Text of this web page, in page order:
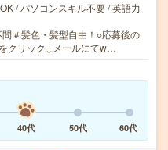
/ パソコンスキル不要 / 英語力
＃髪色・髪型自由！○応募後の
クリック↓メールにてw…
40代 50代 60代